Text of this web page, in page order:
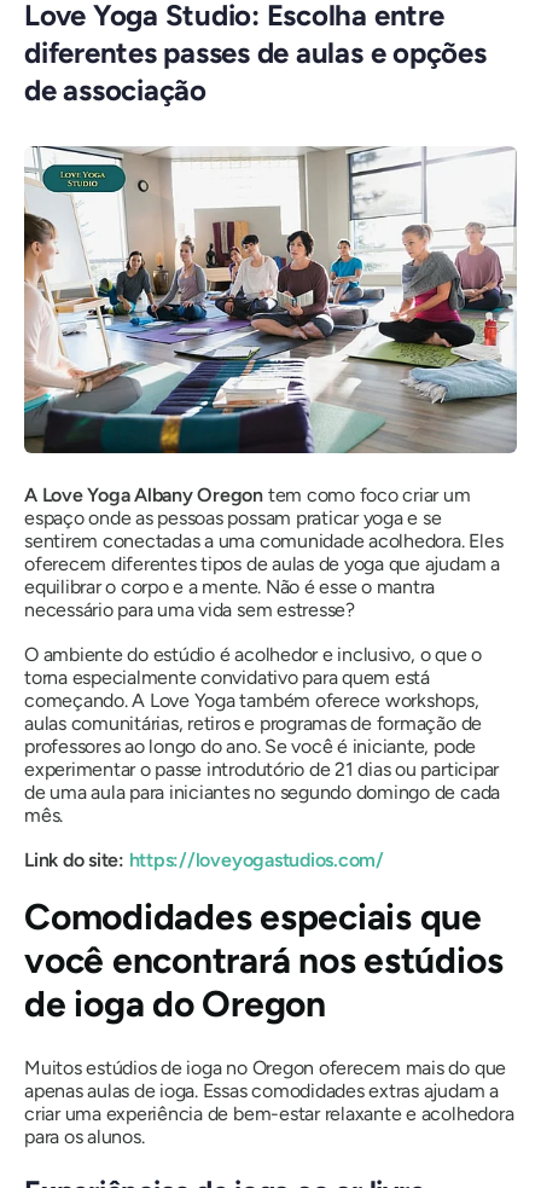
Love Yoga Studio: Escolha entre
diferentes passes de aulas e opções
de associação
A Love Yoga Albany Oregon tem como foco criar um
espaço onde as pessoas possam praticar yoga e se
sentirem conectadas a uma comunidade acolhedora. Eles
oferecem diferentes tipos de aulas de yoga que ajudam a
equilibrar o corpo e a mente. Não é esse o mantra
necessário para uma vida sem estresse?
O ambiente do estúdio é acolhedor e inclusivo, o que o
torna especialmente convidativo para quem está
começando. A Love Yoga também oferece workshops,
aulas comunitárias, retiros e programas de formação de
professores ao longo do ano. Se você é iniciante, pode
experimentar o passe introdutório de 21 dias ou participar
de uma aula para iniciantes no segundo domingo de cada
mês.
Link do site: https://loveyogastudios.com/
Comodidades especiais que
você encontrará nos estúdios
de ioga do Oregon
Muitos estúdios de ioga no Oregon oferecem mais do que
apenas aulas de ioga. Essas comodidades extras ajudam a
criar uma experiência de bem-estar relaxante e acolhedora
para os alunos.